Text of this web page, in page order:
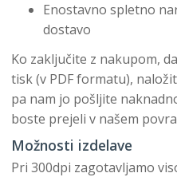
Enostavno spletno
dostavo
Ko zaključite z nakupom,
tisk (v PDF formatu),
pa nam jo pošljite
boste prejeli v našem
Možnosti izdelave
Pri 300dpi zagotavljamo